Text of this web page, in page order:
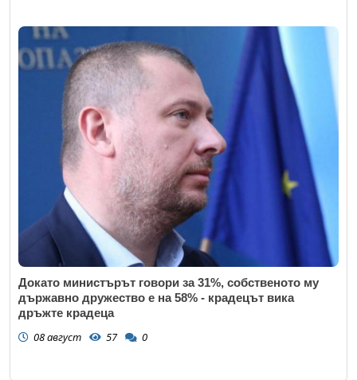
Докато министърът говори за 31%, собственото му
държавно дружество е на 58% - крадецът вика
дръжте крадеца
08 август 57 0